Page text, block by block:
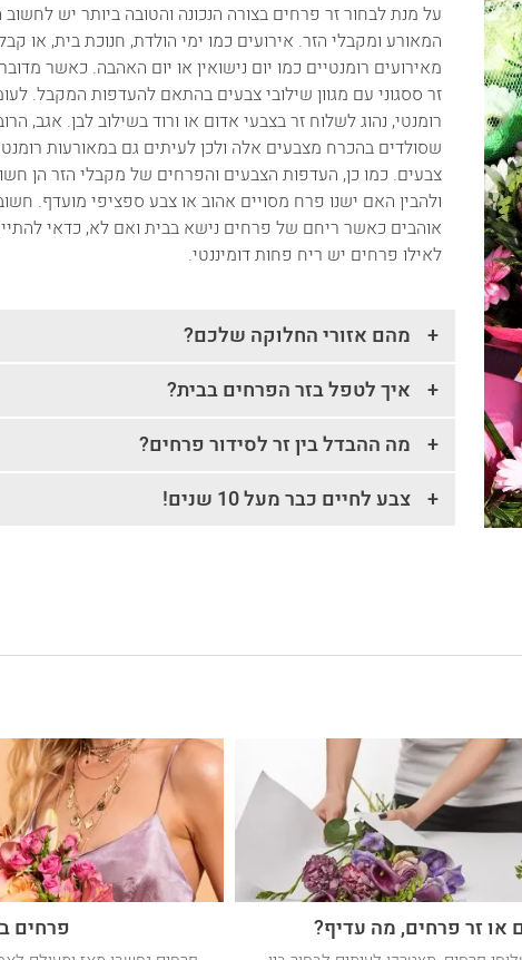
על מנת לבחור זר פרחים בצורה הנכונה והטובה ביותר יש
המאורע ומקבלי הזר. אירועים כמו ימי הולדת, חנוכת בית, או
מאירועים רומנטיים כמו יום נישואין או יום האהבה. כאשר
זר ססגוני עם מגוון שילובי צבעים בהתאם להעדפות המקבל.
רומנטי, נהוג לשלוח זר בצבעי אדום או ורוד בשילוב לבן. אגב,
שסולדים בהכרח מצבעים אלה ולכן לעיתים גם במאורעות
צבעים. כמו כן, העדפות הצבעים והפרחים של מקבלי הזר הן
ולהבין האם ישנו פרח מסויים אהוב או צבע ספציפי מועדף.
אוהבים כאשר ריחם של פרחים נישא בבית ואם לא, כדאי
לאילו פרחים יש ריח פחות דומיננטי.
מהם אזורי החלוקה שלכם?
איך לטפל בזר הפרחים בבית?
מה ההבדל בין זר לסידור פרחים?
צבע לחיים כבר מעל 10 שנים!
או זר פרחים, מה עדיף? פרחים